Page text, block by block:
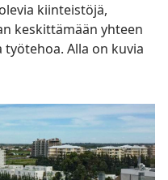
kiinteistöjä,
keskittämään yhteen
Alla on kuvia